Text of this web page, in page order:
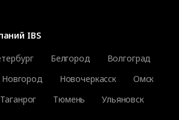
IBS
Белгород
Волгоград
Новочеркасск
Омск
Таганрог Тюмень
Ульяновск